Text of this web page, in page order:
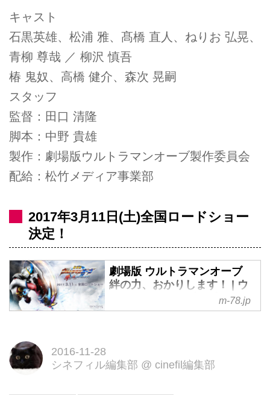
キャスト
石黒英雄、松浦 雅、髙橋 直人、ねりお 弘晃、
青柳 尊哉 ／ 柳沢 慎吾
椿 鬼奴、高橋 健介、森次 晃嗣
スタッフ
監督：田口 清隆
脚本：中野 貴雄
製作：劇場版ウルトラマンオーブ製作委員会
配給：松竹メディア事業部
2017年3月11日(土)全国ロードショー
決定！
劇場版 ウルトラマンオーブ
絆の力、おかりします！ | ウ
ルトラマンオーブ 公式サイト
m-78.jp
2016-11-28
シネフィル編集部 @ cinefil編集部